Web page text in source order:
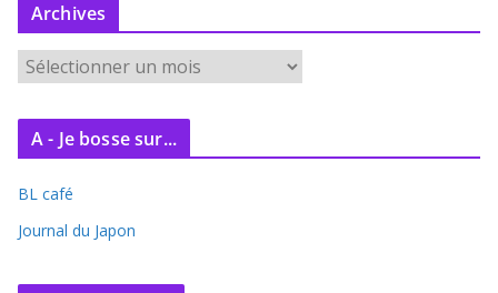
Archives
r
c
v
e
A - Je bosse sur...
BL café
Journal du Japon